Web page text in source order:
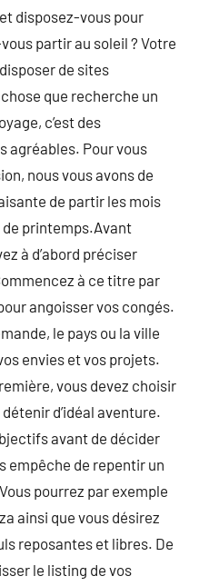
disposez-vous pour
partir au soleil ? Votre
de sites
que recherche un
c’est des
agréables. Pour vous
nous vous avons de
de partir les mois
de printemps.Avant
à d’abord préciser
à ce titre par
angoisser vos congés.
le pays ou la ville
envies et vos projets.
vous devez choisir
d’idéal aventure.
avant de décider
empêche de repentir un
pourrez par exemple
ainsi que vous désirez
reposantes et libres. De
le listing de vos